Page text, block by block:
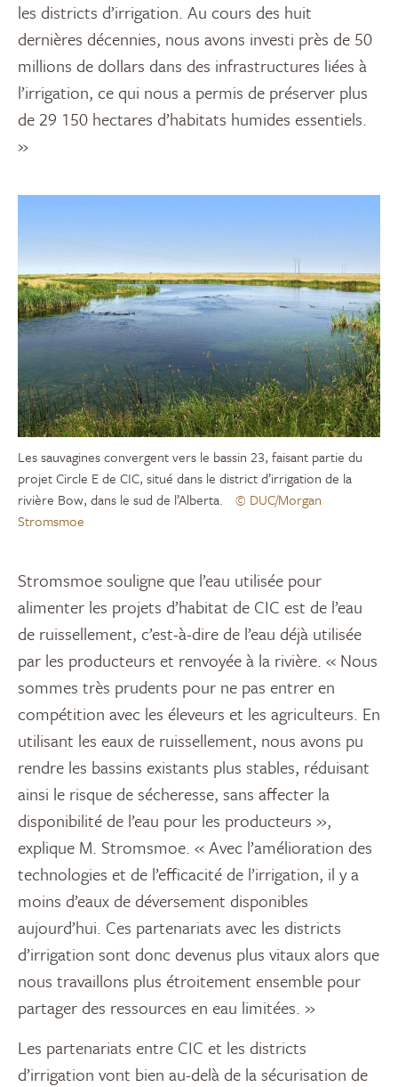
les districts d’irrigation. Au cours des huit
dernières décennies, nous avons investi près de 50
millions de dollars dans des infrastructures liées à
l’irrigation, ce qui nous a permis de préserver plus
de 29 150 hectares d’habitats humides essentiels.
»
Les sauvagines convergent vers le bassin 23, faisant partie du
projet Circle E de CIC, situé dans le district d’irrigation de la
rivière Bow, dans le sud de l’Alberta.
© DUC/Morgan
Stromsmoe
Stromsmoe souligne que l’eau utilisée pour
alimenter les projets d’habitat de CIC est de l’eau
de ruissellement, c’est-à-dire de l’eau déjà utilisée
par les producteurs et renvoyée à la rivière. « Nous
sommes très prudents pour ne pas entrer en
compétition avec les éleveurs et les agriculteurs. En
utilisant les eaux de ruissellement, nous avons pu
rendre les bassins existants plus stables, réduisant
ainsi le risque de sécheresse, sans affecter la
disponibilité de l’eau pour les producteurs »,
explique M. Stromsmoe. « Avec l’amélioration des
technologies et de l’efficacité de l’irrigation, il y a
moins d’eaux de déversement disponibles
aujourd’hui. Ces partenariats avec les districts
d’irrigation sont donc devenus plus vitaux alors que
nous travaillons plus étroitement ensemble pour
partager des ressources en eau limitées. »
Les partenariats entre CIC et les districts
d’irrigation vont bien au-delà de la sécurisation de